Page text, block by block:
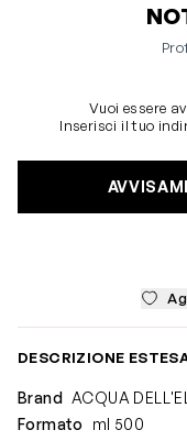
Vuoi essere
Inserisci il tuo
DESCRIZIONE
Brand ACQUA
Formato
ml 500